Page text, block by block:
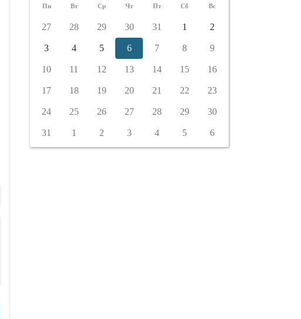
Пн Вт Ср Чт Пт Сб Вс
27 28 29 30 31 1 2
3 4 5 6 7 8 9
10 11 12 13 14 15 16
17 18 19 20 21 22 23
24 25 26 27 28 29 30
31 1 2 3 4 5 6